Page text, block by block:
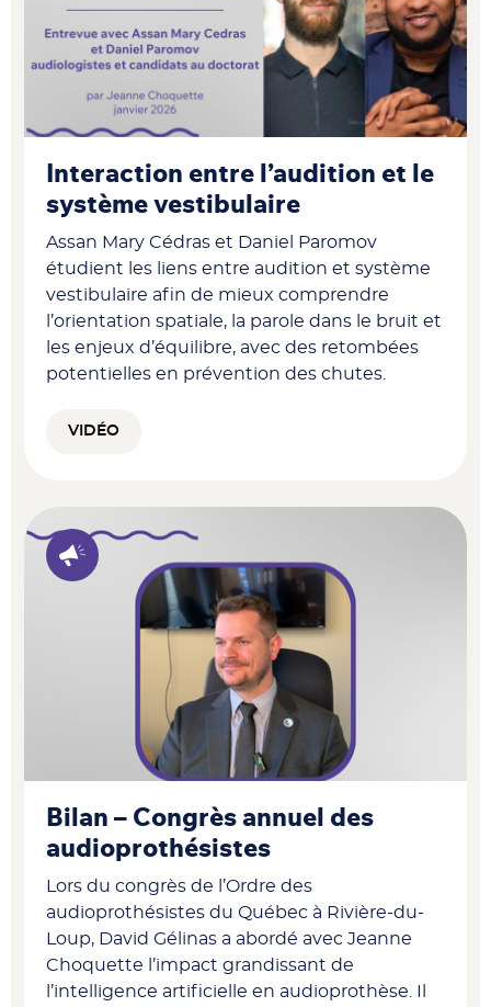
Interaction entre l’audition et le
système vestibulaire
Assan Mary Cédras et Daniel Paromov
étudient les liens entre audition et système
vestibulaire afin de mieux comprendre
l’orientation spatiale, la parole dans le bruit et
les enjeux d’équilibre, avec des retombées
potentielles en prévention des chutes.
VIDÉO
Bilan – Congrès annuel des
audioprothésistes
Lors du congrès de l’Ordre des
audioprothésistes du Québec à Rivière-du-
Loup, David Gélinas a abordé avec Jeanne
Choquette l’impact grandissant de
l’intelligence artificielle en audioprothèse. Il